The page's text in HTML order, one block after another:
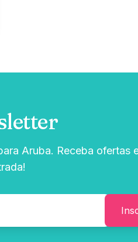
Aruba. Receba ofertas